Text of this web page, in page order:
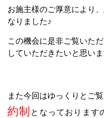
お施主様のご厚意により
なりました♪
この機会に是非ご覧いた
していただきたいと思いま
また今回はゆっくりとご
約制 と なっております